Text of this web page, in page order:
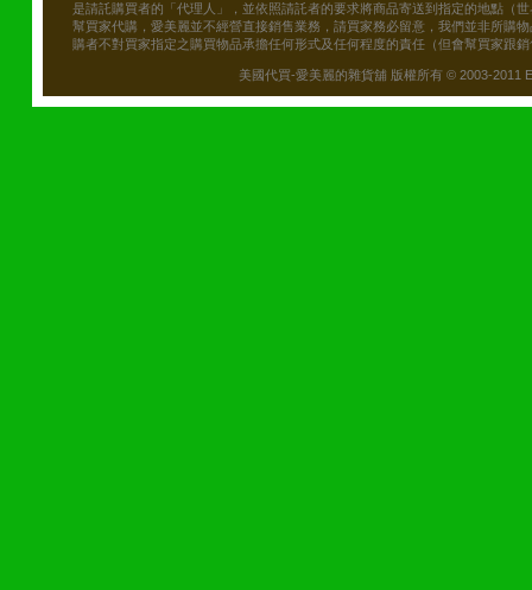
是請託購買者的「代理人」，並依照請託者的要求將商品寄送到指定的地點（
幫買家代購，愛美麗並不經營直接銷售業務，請買家務必留意，我們並非所購
購者不對買家指定之購買物品承擔任何形式及任何程度的責任（但會幫買家跟
美國代買-愛美麗的雜貨舖 版權所有 © 2003-2011